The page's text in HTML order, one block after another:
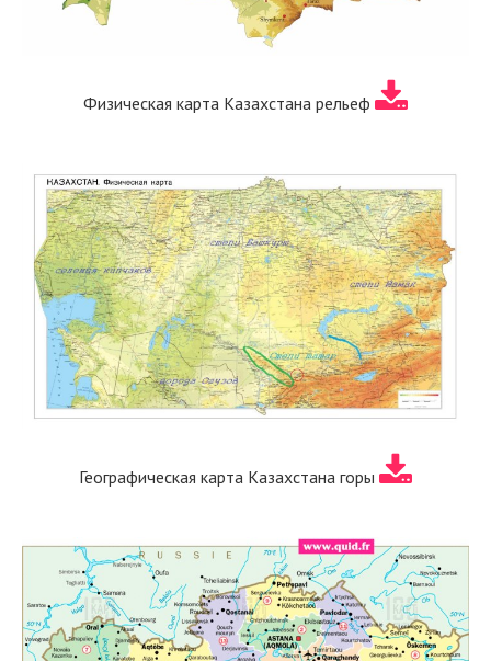
Физическая карта Казахстана рельеф
Географическая карта Казахстана горы